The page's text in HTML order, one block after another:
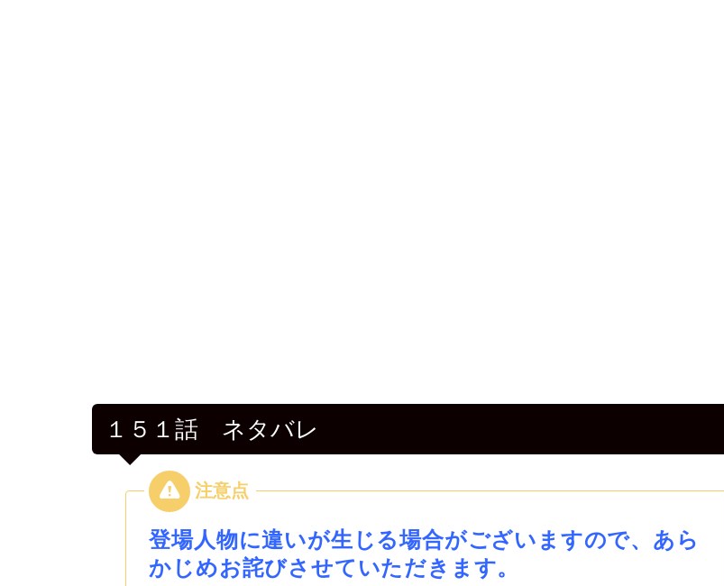
１５１話 ネタバレ
登場人物に違いが生じる場合がございますので、あら
かじめお詫びさせていただきます。